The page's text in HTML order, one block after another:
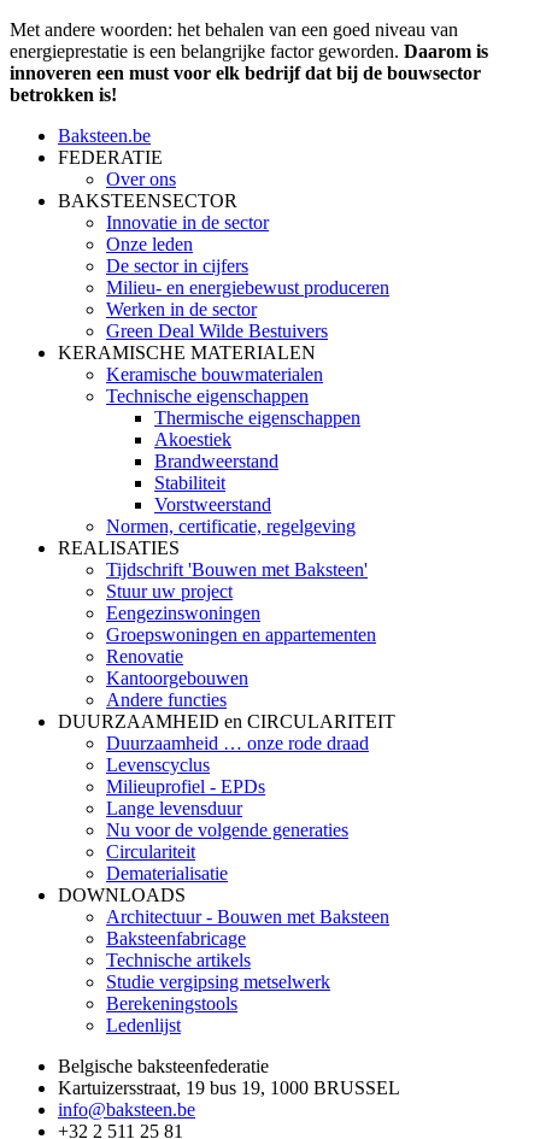
Met andere woorden: het behalen van een goed niveau van
energieprestatie is een belangrijke factor geworden. Daarom is
innoveren een must voor elk bedrijf dat bij de bouwsector
betrokken is!
Baksteen.be
FEDERATIE
Over ons
BAKSTEENSECTOR
Innovatie in de sector
Onze leden
De sector in cijfers
Milieu- en energiebewust produceren
Werken in de sector
Green Deal Wilde Bestuivers
KERAMISCHE MATERIALEN
Keramische bouwmaterialen
Technische eigenschappen
Thermische eigenschappen
Akoestiek
Brandweerstand
Stabiliteit
Vorstweerstand
Normen, certificatie, regelgeving
REALISATIES
Tijdschrift 'Bouwen met Baksteen'
Stuur uw project
Eengezinswoningen
Groepswoningen en appartementen
Renovatie
Kantoorgebouwen
Andere functies
DUURZAAMHEID en CIRCULARITEIT
Duurzaamheid … onze rode draad
Levenscyclus
Milieuprofiel - EPDs
Lange levensduur
Nu voor de volgende generaties
Circulariteit
Dematerialisatie
DOWNLOADS
Architectuur - Bouwen met Baksteen
Baksteenfabricage
Technische artikels
Studie vergipsing metselwerk
Berekeningstools
Ledenlijst
Belgische baksteenfederatie
Kartuizersstraat, 19 bus 19, 1000 BRUSSEL
info@baksteen.be
+32 2 511 25 81